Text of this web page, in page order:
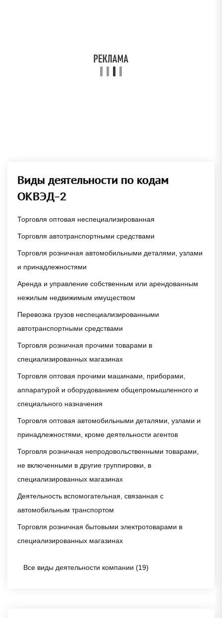
Виды деятельности по кодам
ОКВЭД-2
Торговля оптовая неспециализированная
Торговля автотранспортными средствами
Торговля розничная автомобильными деталями, узлами
и принадлежностями
Аренда и управление собственным или арендованным
нежилым недвижимым имуществом
Перевозка грузов неспециализированными
автотранспортными средствами
Торговля розничная прочими товарами в
специализированных магазинах
Торговля оптовая прочими машинами, приборами,
аппаратурой и оборудованием общепромышленного и
специального назначения
Торговля оптовая автомобильными деталями, узлами и
принадлежностями, кроме деятельности агентов
Торговля розничная непродовольственными товарами,
не включенными в другие группировки, в
специализированных магазинах
Деятельность вспомогательная, связанная с
автомобильным транспортом
Торговля розничная бытовыми электротоварами в
специализированных магазинах
Все виды деятельности компании (19)